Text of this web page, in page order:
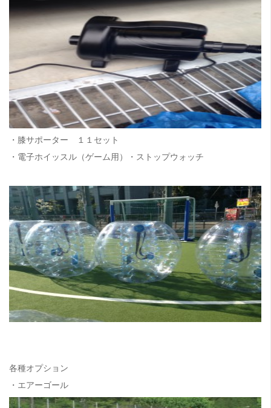
・膝サポーター １１セット
・電子ホイッスル（ゲーム用）・ストップウォッチ
各種オプション
・エアーゴール